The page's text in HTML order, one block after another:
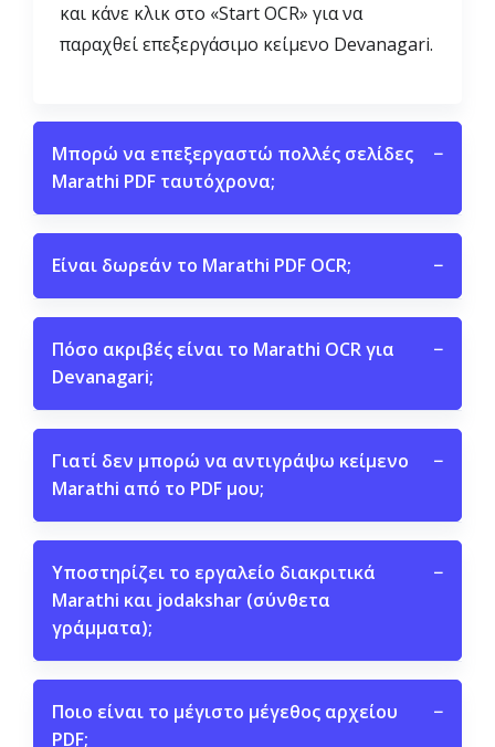
και κάνε κλικ στο «Start OCR» για να
παραχθεί επεξεργάσιμο κείμενο Devanagari.
Μπορώ να επεξεργαστώ πολλές σελίδες
Marathi PDF ταυτόχρονα;
−
Είναι δωρεάν το Marathi PDF OCR; −
Πόσο ακριβές είναι το Marathi OCR για
Devanagari;
−
Γιατί δεν μπορώ να αντιγράψω κείμενο
Marathi από το PDF μου;
−
Υποστηρίζει το εργαλείο διακριτικά
Marathi και jodakshar (σύνθετα
γράμματα);
−
Ποιο είναι το μέγιστο μέγεθος αρχείου
PDF;
−